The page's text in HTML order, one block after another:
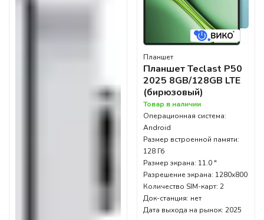
Планшет
Планшет Teclast P50
2025 8GB/128GB LTE
(бирюзовый)
Товар в наличии
Операционная система:
Android
Размер встроенной памяти:
128 Гб
Размер экрана: 11.0 "
Разрешение экрана: 1280x800
Количество SIM-карт: 2
Док-станция: нет
Дата выхода на рынок: 2025